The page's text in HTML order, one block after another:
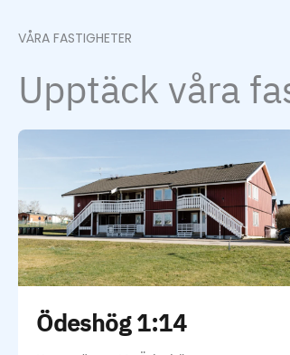
VÅRA FASTIGHETER
Upptäck våra
Ödeshög 1:14